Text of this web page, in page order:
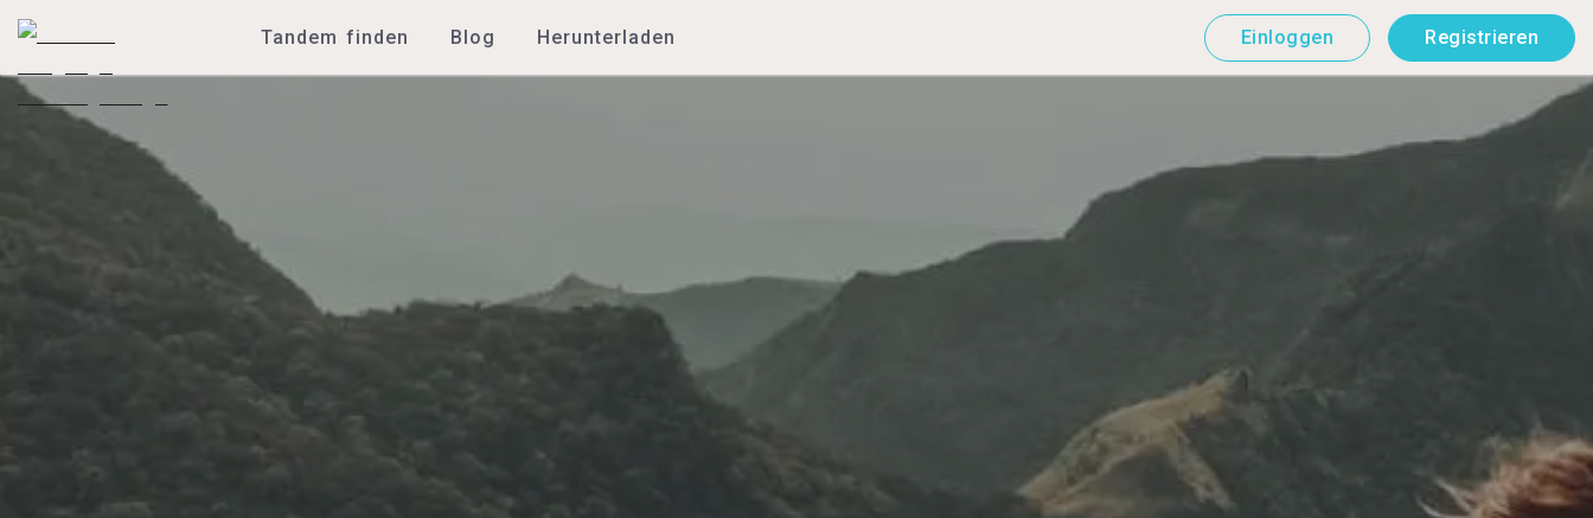
Tandem finden Blog Herunterladen Einloggen Registrieren